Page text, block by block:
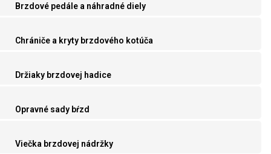
Brzdové pedále a náhradné diely
Chrániče a kryty brzdového kotúča
Držiaky brzdovej hadice
Opravné sady bŕzd
Viečka brzdovej nádržky